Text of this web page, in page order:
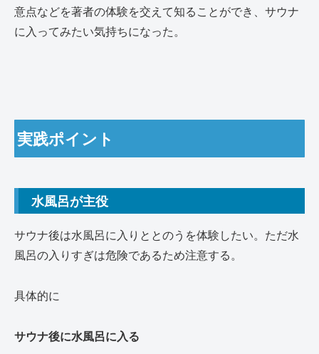
意点などを著者の体験を交えて知ることができ、サウナ
に入ってみたい気持ちになった。
実践ポイント
水風呂が主役
サウナ後は水風呂に入りととのうを体験したい。ただ水
風呂の入りすぎは危険であるため注意する。
具体的に
サウナ後に水風呂に入る